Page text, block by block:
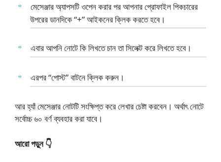
মেসেঞ্জার অ্যাপসটি ওপেন করার পর আপনার প্রোফাইল পিকচারের
উপরের ডানদিকে “+” আইকনের ক্লিক করতে হবে।
এবার আপনি নোটে কি লিখতে চান তা সিলেক্ট করে লিখতে হবে।
এরপর “পোস্ট” বাটনে ক্লিক করুন।
আর হ্যাঁ মেসেঞ্জার নোটটি সংক্ষিপ্ত করে লেখার চেষ্টা করবেন। অর্থাৎ নোটে
সর্বোচ্চ ৬০ বর্ণ ব্যবহার করা যাবে।
আরো পড়ুন 👇